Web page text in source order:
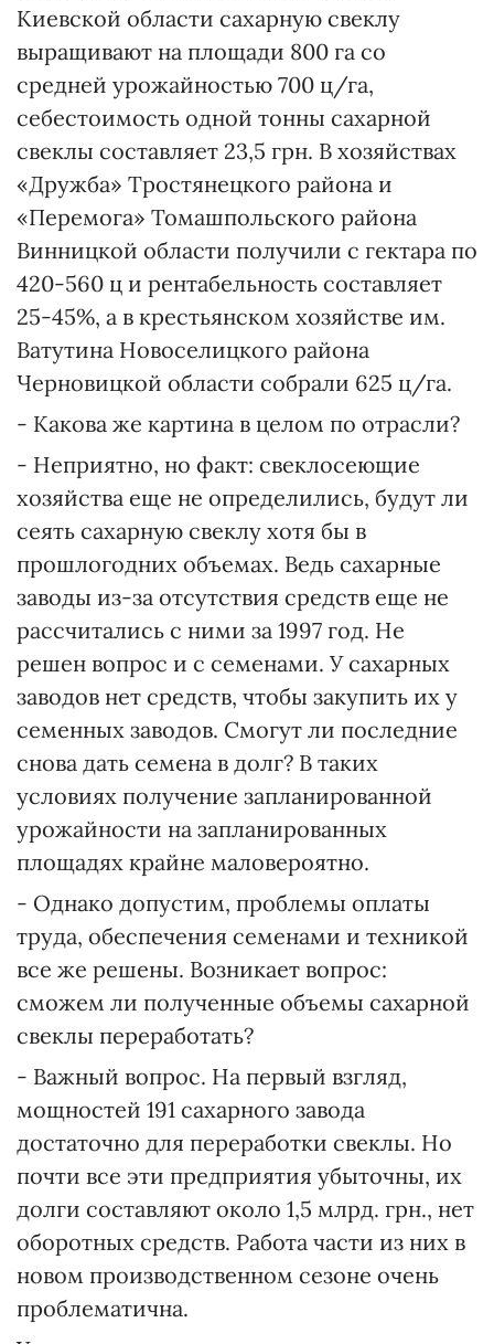
Киевской области сахарную свеклу
выращивают на площади 800 га со
средней урожайностью 700 ц/га,
себестоимость одной тонны сахарной
свеклы составляет 23,5 грн. В хозяйствах
«Дружба» Тростянецкого района и
«Перемога» Томашпольского района
Винницкой области получили с гектара по
420-560 ц и рентабельность составляет
25-45%, а в крестьянском хозяйстве им.
Ватутина Новоселицкого района
Черновицкой области собрали 625 ц/га.
- Какова же картина в целом по отрасли?
- Неприятно, но факт: свеклосеющие
хозяйства еще не определились, будут ли
сеять сахарную свеклу хотя бы в
прошлогодних объемах. Ведь сахарные
заводы из-за отсутствия средств еще не
рассчитались с ними за 1997 год. Не
решен вопрос и с семенами. У сахарных
заводов нет средств, чтобы закупить их у
семенных заводов. Смогут ли последние
снова дать семена в долг? В таких
условиях получение запланированной
урожайности на запланированных
площадях крайне маловероятно.
- Однако допустим, проблемы оплаты
труда, обеспечения семенами и техникой
все же решены. Возникает вопрос:
сможем ли полученные объемы сахарной
свеклы переработать?
- Важный вопрос. На первый взгляд,
мощностей 191 сахарного завода
достаточно для переработки свеклы. Но
почти все эти предприятия убыточны, их
долги составляют около 1,5 млрд. грн., нет
оборотных средств. Работа части из них в
новом производственном сезоне очень
проблематична.